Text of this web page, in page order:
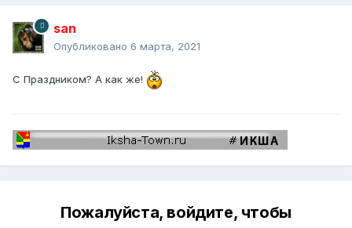
san
Опубликовано 6 марта, 2021
С Праздником? А как же!
Пожалуйста, войдите, чтобы